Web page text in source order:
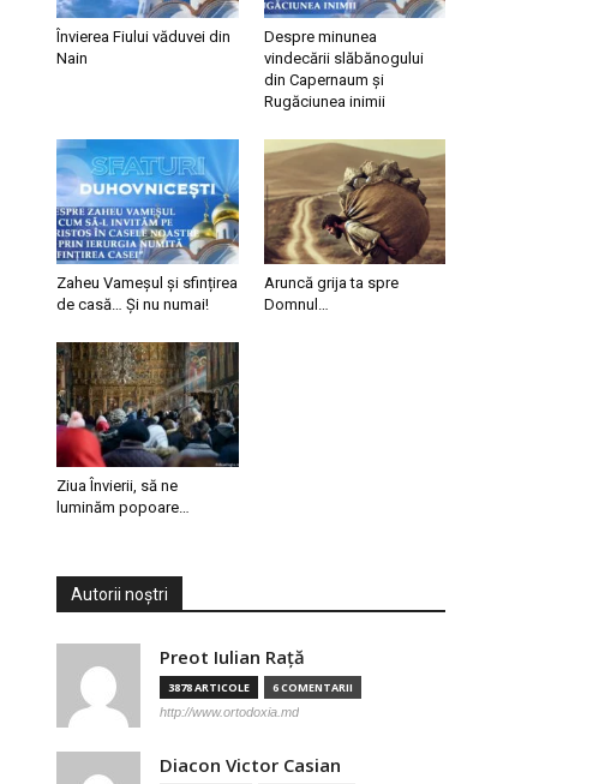
Învierea Fiului văduvei din
Nain
Despre minunea
vindecării slăbănogului
din Capernaum și
Rugăciunea inimii
Zaheu Vameșul și sfințirea
de casă… Și nu numai!
Aruncă grija ta spre
Domnul…
Ziua Învierii, să ne
luminăm popoare…
Autorii noștri
Preot Iulian Raţă
3878 ARTICOLE 6 COMENTARII
http://www.ortodoxia.md
Diacon Victor Casian